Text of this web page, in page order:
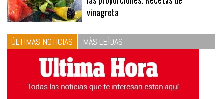
10La vinagreta perfecta: respeta
las proporciones. Recetas de
vinagreta
ÚLTIMAS NOTICIAS MÁS LEÍDAS